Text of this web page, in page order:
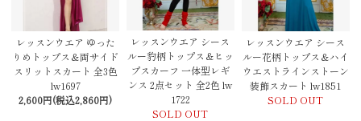
レッスンウエア ゆった
りめトップス＆両サイド
スリットスカート 全3色
lw1697
2,600円(税込2,860円)
レッスンウエア シース
ルー豹柄トップス＆ヒッ
プスカーフ 一体型レギ
ンス 2点セット 全2色 lw
1722
SOLD OUT
レッスンウエア シース
ルー花柄トップス＆ハイ
ウエストラインストーン
装飾スカート lw1851
SOLD OUT